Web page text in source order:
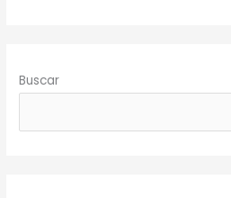
Buscar